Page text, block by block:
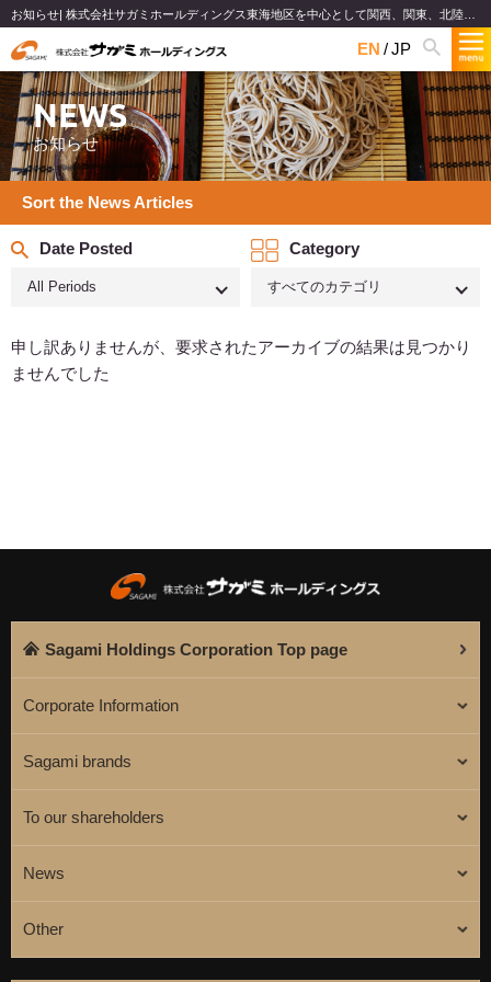
EN JP
NEWS
お知らせ
Sort the News Articles
Date Posted
All Periods
Category
すべてのカテゴリ
申し訳ありませんが、要求されたアーカイブの結果は見つかり
ませんでした
Sagami Holdings Corporation Top page
Corporate Information
Sagami brands
To our shareholders
News
Other